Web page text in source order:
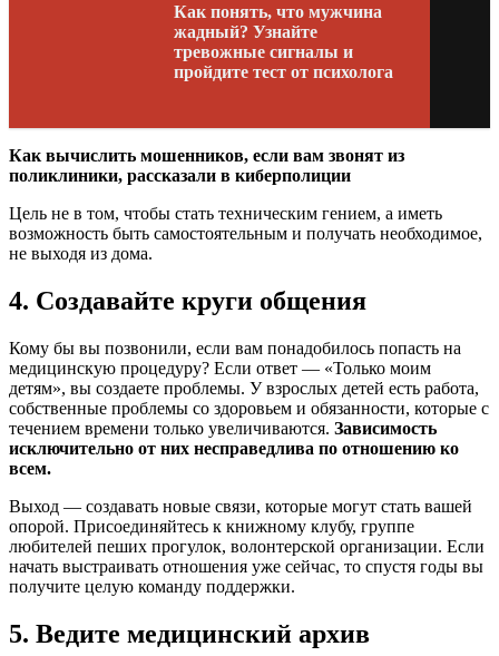
Как понять, что мужчина
жадный? Узнайте
тревожные сигналы и
пройдите тест от психолога
Как вычислить мошенников, если вам звонят из
поликлиники, рассказали в киберполиции
Цель не в том, чтобы стать техническим гением, а иметь
возможность быть самостоятельным и получать необходимое,
не выходя из дома.
4. Создавайте круги общения
Кому бы вы позвонили, если вам понадобилось попасть на
медицинскую процедуру? Если ответ — «Только моим
детям», вы создаете проблемы. У взрослых детей есть работа,
собственные проблемы со здоровьем и обязанности, которые с
течением времени только увеличиваются. Зависимость
исключительно от них несправедлива по отношению ко
всем.
Выход — создавать новые связи, которые могут стать вашей
опорой. Присоединяйтесь к книжному клубу, группе
любителей пеших прогулок, волонтерской организации. Если
начать выстраивать отношения уже сейчас, то спустя годы вы
получите целую команду поддержки.
5. Ведите медицинский архив